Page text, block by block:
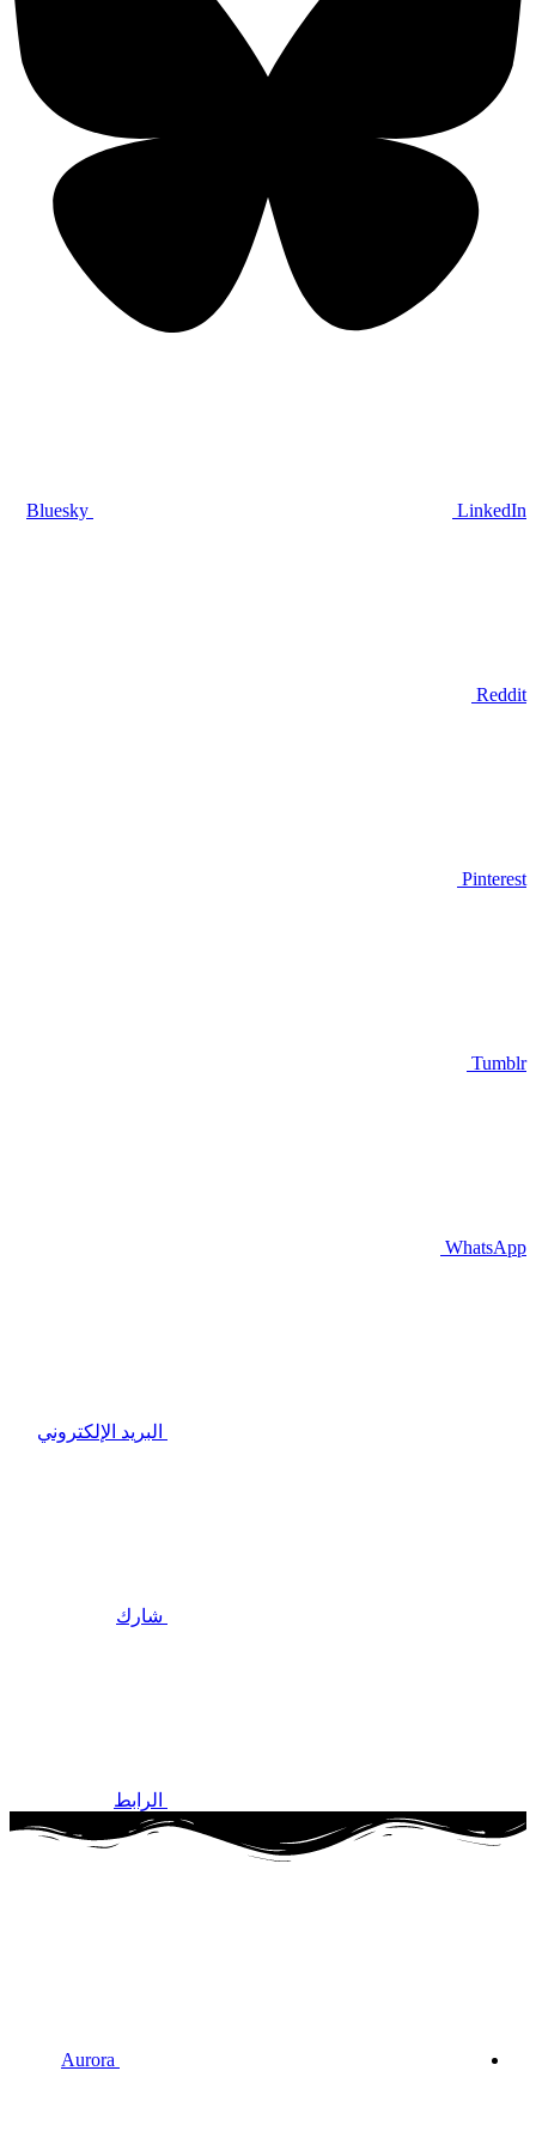
Bluesky LinkedIn
Reddit
Pinterest
Tumblr
WhatsApp
البريد الإلكتروني
شارك
الرابط